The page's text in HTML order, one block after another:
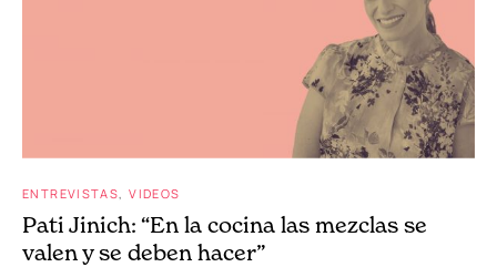
ENTREVISTAS VIDEOS
Pati Jinich: “En la cocina las mezclas se
valen y se deben hacer”